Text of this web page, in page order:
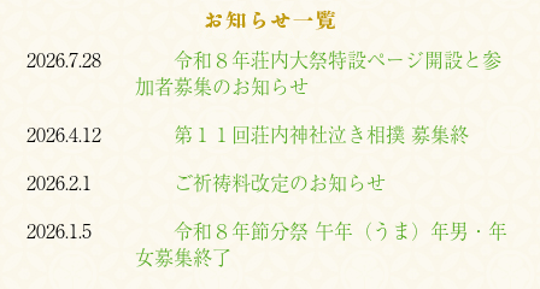
2026.7.28
令和８年荘内大祭特設ページ開設と参
加者募集のお知らせ
2026.4.12
第１１回荘内神社泣き相撲 募集終
2026.2.1
ご祈祷料改定のお知らせ
2026.1.5
令和８年節分祭 午年（うま）年男・年
女募集終了